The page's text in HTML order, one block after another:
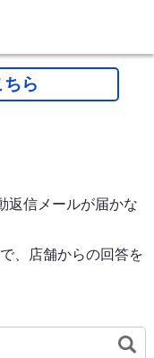
ら
返信メールが届かな
、店舗からの回答を